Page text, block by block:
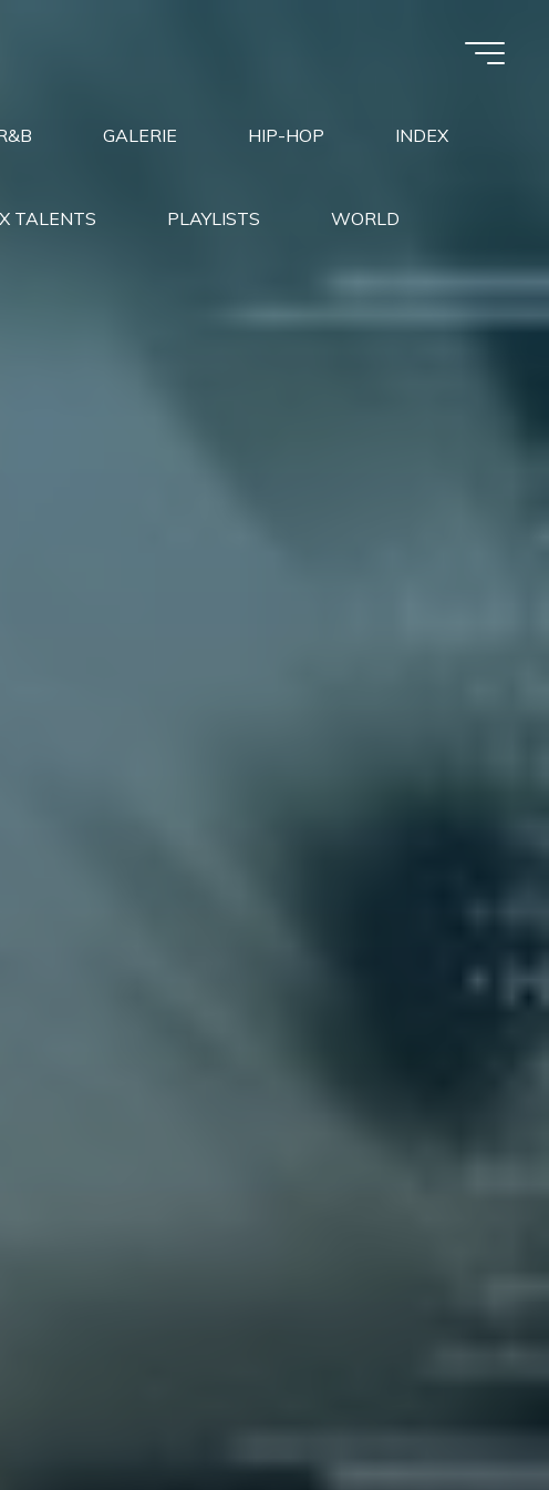
GALERIE HIP-HOP INDEX
TALENTS PLAYLISTS WORLD